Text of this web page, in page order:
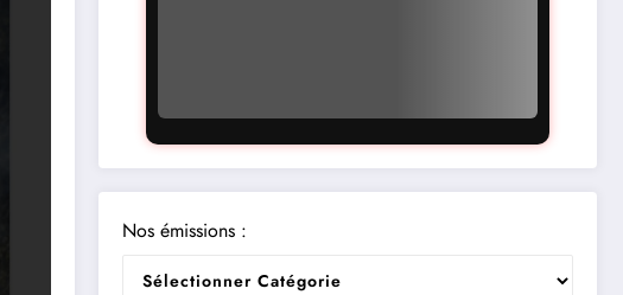
Nos émissions :